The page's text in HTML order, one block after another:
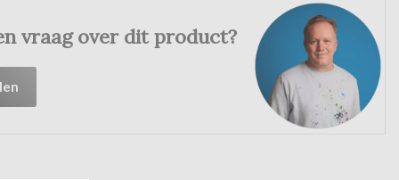
vraag over dit product?